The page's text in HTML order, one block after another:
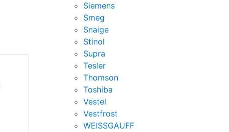
Siemens
Smeg
Snaige
Stinol
Supra
Tesler
Thomson
Toshiba
Vestel
Vestfrost
WEISSGAUFF